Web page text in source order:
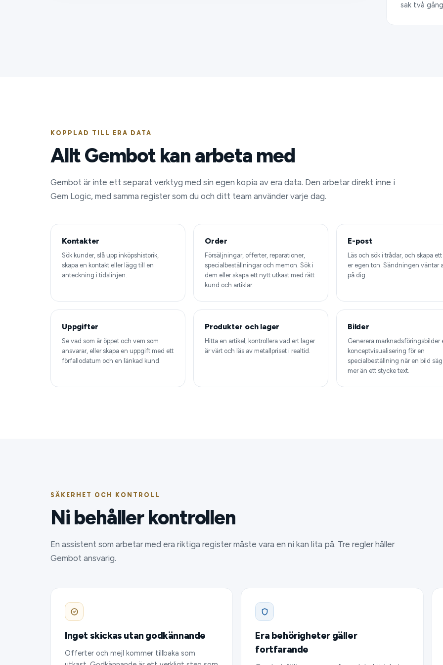
sak två
KOPPLAD TILL ERA DATA
Allt Gembot kan arbeta med
Gembot är inte ett separat verktyg med sin egen kopia av era data. Den arbetar direkt inne i
Gem Logic, med samma register som du och ditt team använder varje dag.
Kontakter
Sök kunder, slå upp inköpshistorik,
skapa en kontakt eller lägg till en
anteckning i tidslinjen.
Order
Försäljningar, offerter, reparationer,
specialbeställningar och memon. Sök i
dem eller skapa ett nytt utkast med rätt
kund och artiklar.
E-post
Läs och sök i trådar, och skapa
er egen ton. Sändningen väntar
på dig.
Uppgifter
Se vad som är öppet och vem som
ansvarar, eller skapa en uppgift med ett
förfallodatum och en länkad kund.
Produkter och lager
Hitta en artikel, kontrollera vad ert lager
är värt och läs av metallpriset i realtid.
Bilder
Generera marknadsföringsbilder
konceptvisualisering för en
specialbeställning när en bild
mer än ett stycke text.
SÄKERHET OCH KONTROLL
Ni behåller kontrollen
En assistent som arbetar med era riktiga register måste vara en ni kan lita på. Tre regler håller
Gembot ansvarig.
Inget skickas utan godkännande
Offerter och mejl kommer tillbaka som
Era behörigheter gäller
fortfarande